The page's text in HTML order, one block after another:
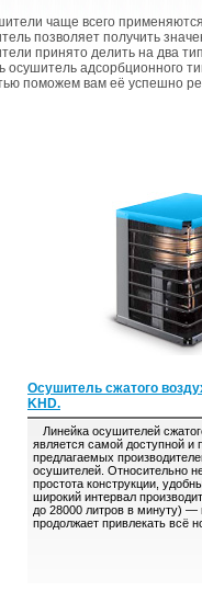
чаще всего применяются
позволяет получить
принято делить на два
осушитель адсорбционного
поможем вам её успешно
Осушитель сжатого
KHD.
Линейка осушителей
является самой доступной и
предлагаемых
осушителей. Относительно
простота конструкции,
широкий интервал
до 28000 литров в минуту) —
продолжает привлекать всё